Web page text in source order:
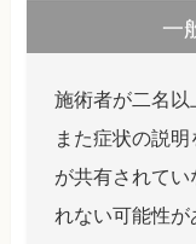
一
施術者が二名
また症状の説
が共有されて
れない可能性が